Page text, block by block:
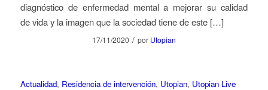
diagnóstico de enfermedad mental a mejorar su calidad
de vida y la imagen que la sociedad tiene de este […]
17/11/2020 / por Utopian
Actualidad, Residencia de intervención, Utopian, Utopian Live